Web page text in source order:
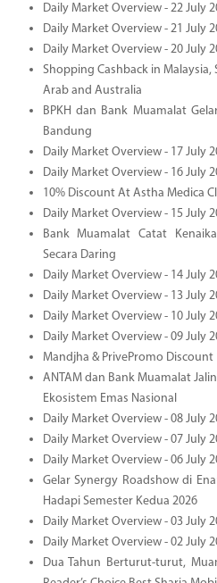
Daily Market Overview - 22 July
Daily Market Overview - 21 July
Daily Market Overview - 20 July
Shopping Cashback in
Arab and Australia
BPKH dan Bank Muamalat
Bandung
Daily Market Overview - 17 July
Daily Market Overview - 16 July
10% Discount At Astha Medica
Daily Market Overview - 15 July
Bank Muamalat Catat
Secara Daring
Daily Market Overview - 14 July
Daily Market Overview - 13 July
Daily Market Overview - 10 July
Daily Market Overview - 09 July
Mandjha & PrivePromo Discount
ANTAM dan Bank Muamalat
Ekosistem Emas Nasional
Daily Market Overview - 08 July
Daily Market Overview - 07 July
Daily Market Overview - 06 July
Gelar Synergy Roadshow di
Hadapi Semester Kedua 2026
Daily Market Overview - 03 July
Daily Market Overview - 02 July
Dua Tahun Berturut-turut,